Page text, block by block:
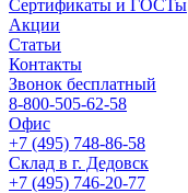
Сертификаты и ГОСТы
Акции
Статьи
Контакты
Звонок бесплатный
8-800-505-62-58
Офис
+7 (495) 748-86-58
Склад в г. Дедовск
+7 (495) 746-20-77